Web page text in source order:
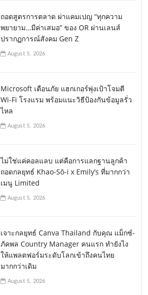
ถอดสูตรการตลาด ผ่าแคมเปญ “ทุกความ
พยายาม…มีค่าเสมอ” ของ OR ผ่านเลนส์
ปรากฏการณ์สังคม Gen Z
August 5, 2026
Microsoft เตือนภัย แฮกเกอร์พุ่งเป้าโจมตี
Wi-Fi โรงแรม พร้อมแนะวิธีป้องกันข้อมูลรั่ว
ไหล
August 5, 2026
ไม่ใช่แค่คอลแลบ แต่คือการแลกฐานลูกค้า
ถอดกลยุทธ์ Khao-Sō-i x Emily’s ที่มากกว่า
เมนู Limited
August 5, 2026
เจาะกลยุทธ์ Canva Thailand กับคุณ แม็กซ์-
ภัคพล Country Manager คนแรก ทำยังไง
ให้แพลตฟอร์มระดับโลกเข้าถึงคนไทย
มากกว่าเดิม
August 5, 2026